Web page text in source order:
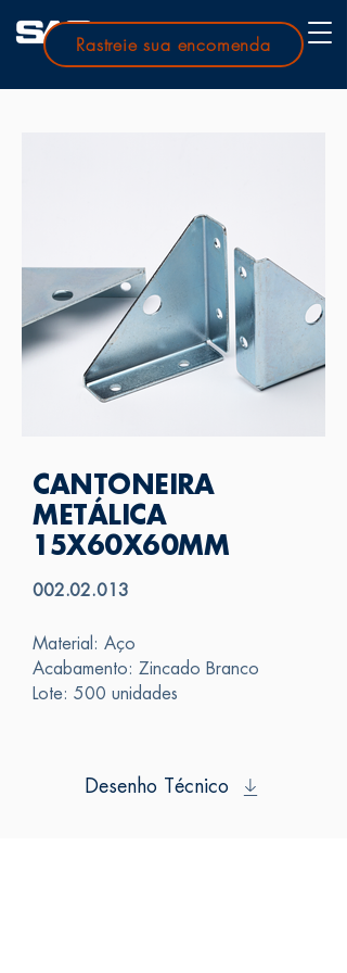
Rastreie sua encomenda
CANTONEIRA
METÁLICA
15X60X60MM
002.02.013
Material: Aço
Acabamento: Zincado Branco
Lote: 500 unidades
Desenho Técnico